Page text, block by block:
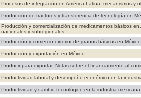
Procesos de integración en América Latina: mecanismos y
Producción de tractores y transferencia de tecnología en
Producción y comercialización de medicamentos básicos
nacionales y subregionales.
Producción y comercio exterior de granos básicos en
Producción y exportación en México.
Producir para exportar. Notas sobre el financiamiento al
Productividad laboral y desempeño económico en la
Productividad y cambio tecnológico en la industria